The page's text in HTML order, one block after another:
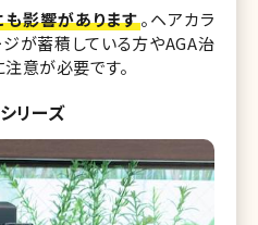
影響があります。ヘアカラ
が蓄積している方やAGA治
意が必要です。
リーズ